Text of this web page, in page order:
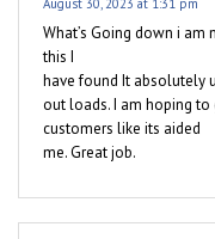
What’s Going down i
this I
have found It absolutely
out loads. I am hoping
customers like its aided
me. Great job.